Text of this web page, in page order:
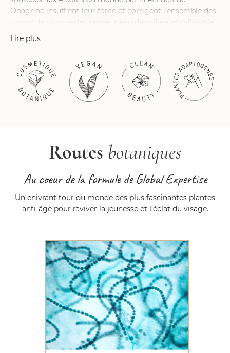
Onagrine insufflent leur force et corrigent l’ensemble des
signes de l’âge :
éclat ravivé, peau densifiée et raffermie,
effet tenseur, rides lissées…
végétal de 2 poids moléculaires, la peau est
immédiatement repulpée.
Sous les doigts, sa texture gel-crème incroyablement
exquise pétillance le bois vert et sucré d’Hinoki.
Lire plus
Routes botaniques
Au coeur de la formule de Global Expertise
Un enivrant tour du monde des plus fascinantes plantes
anti-âge pour raviver la jeunesse et l’éclat du visage.
Microalgues bleues